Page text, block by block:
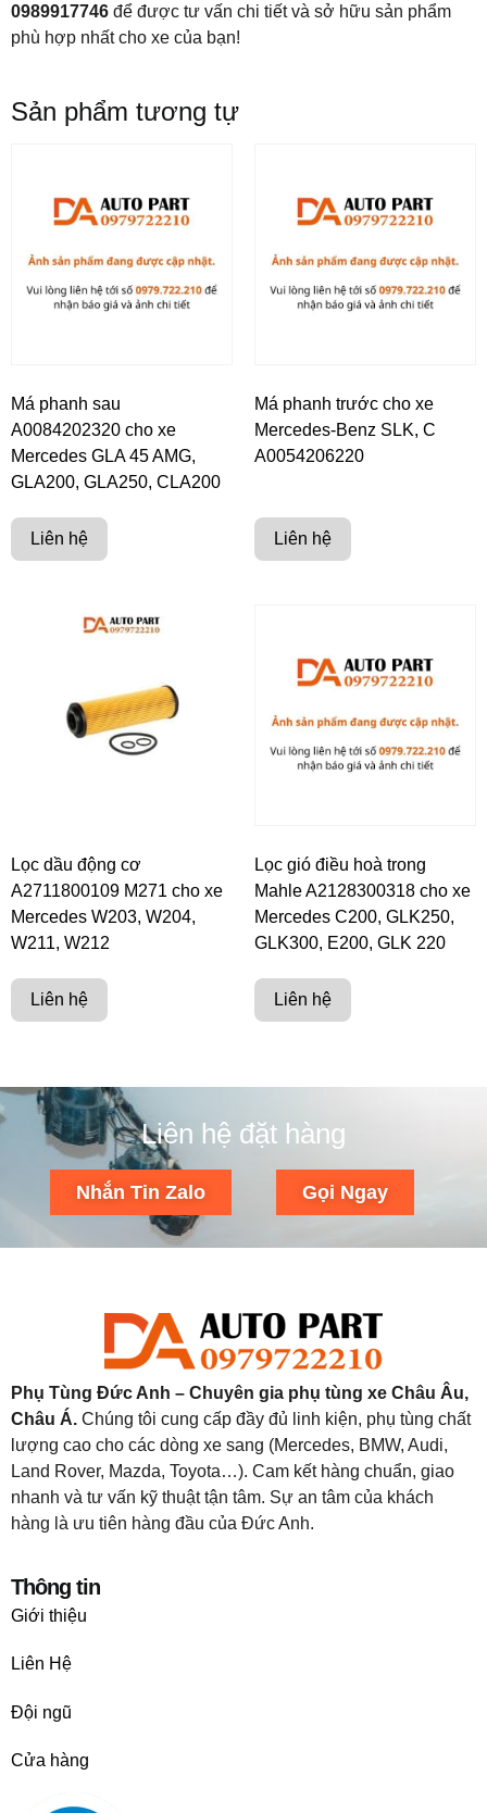
0989917746 để được tư vấn chi tiết và sở hữu sản phẩm
phù hợp nhất cho xe của bạn!
Sản phẩm tương tự
Má phanh sau
A0084202320 cho xe
Mercedes GLA 45 AMG,
GLA200, GLA250, CLA200
Liên hệ
Má phanh trước cho xe
Mercedes-Benz SLK, C
A0054206220
Liên hệ
Lọc dầu động cơ
A2711800109 M271 cho xe
Mercedes W203, W204,
W211, W212
Liên hệ
Lọc gió điều hoà trong
Mahle A2128300318 cho xe
Mercedes C200, GLK250,
GLK300, E200, GLK 220
Liên hệ
Liên hệ đặt hàng
Nhắn Tin Zalo Gọi Ngay
Phụ Tùng Đức Anh – Chuyên gia phụ tùng xe Châu Âu,
Châu Á. Chúng tôi cung cấp đầy đủ linh kiện, phụ tùng chất
lượng cao cho các dòng xe sang (Mercedes, BMW, Audi,
Land Rover, Mazda, Toyota…). Cam kết hàng chuẩn, giao
nhanh và tư vấn kỹ thuật tận tâm. Sự an tâm của khách
hàng là ưu tiên hàng đầu của Đức Anh.
Thông tin
Giới thiệu
Liên Hệ
Đội ngũ
Cửa hàng